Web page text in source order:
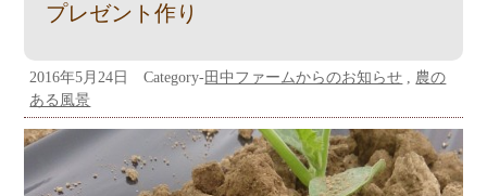
プレゼント作り
2016年5月24日 Category-田中ファームからのお知らせ
農の
ある風景